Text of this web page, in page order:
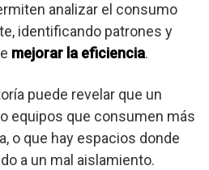
analizar el consumo
identificando patrones y
mejorar la eficiencia.
puede revelar que un
equipos que consumen más
o que hay espacios donde
a un mal aislamiento.